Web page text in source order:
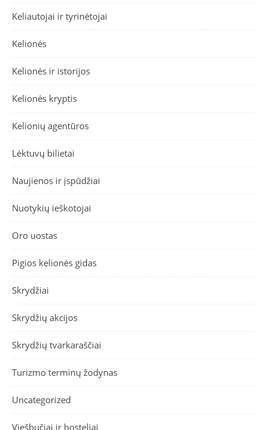
Keliautojai ir tyrinėtojai
Kelionės
Kelionės ir istorijos
Kelionės kryptis
Kelionių agentūros
Lėktuvų bilietai
Naujienos ir įspūdžiai
Nuotykių ieškotojai
Oro uostas
Pigios kelionės gidas
Skrydžiai
Skrydžių akcijos
Skrydžių tvarkaraščiai
Turizmo terminų žodynas
Uncategorized
Viešbučiai ir hosteliai